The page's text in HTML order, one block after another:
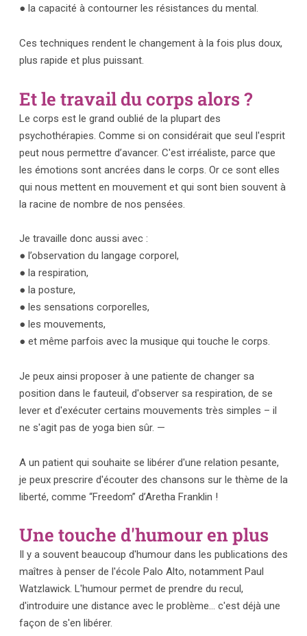
● la capacité à contourner les résistances du mental.
Ces techniques rendent le changement à la fois plus doux,
plus rapide et plus puissant.
Et le travail du corps alors ?
Le corps est le grand oublié de la plupart des
psychothérapies. Comme si on considérait que seul l'esprit
peut nous permettre d’avancer. C'est irréaliste, parce que
les émotions sont ancrées dans le corps. Or ce sont elles
qui nous mettent en mouvement et qui sont bien souvent à
la racine de nombre de nos pensées.
Je travaille donc aussi avec :
● l’observation du langage corporel,
● la respiration,
● la posture,
● les sensations corporelles,
● les mouvements,
● et même parfois avec la musique qui touche le corps.
Je peux ainsi proposer à une patiente de changer sa
position dans le fauteuil, d'observer sa respiration, de se
lever et d'exécuter certains mouvements très simples – il
ne s'agit pas de yoga bien sûr. —
A un patient qui souhaite se libérer d'une relation pesante,
je peux prescrire d'écouter des chansons sur le thème de la
liberté, comme “Freedom” d’Aretha Franklin !
Une touche d'humour en plus​
Il y a souvent beaucoup d'humour dans les publications des
maîtres à penser de l'école Palo Alto, notamment Paul
Watzlawick. L'humour permet de prendre du recul,
d'introduire une distance avec le problème… c'est déjà une
façon de s'en libérer.